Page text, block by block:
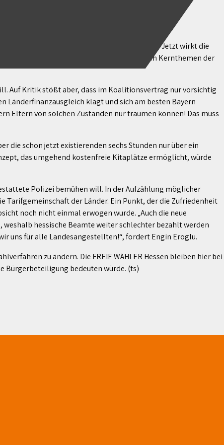
Jahren wirklich vorangebracht werden soll. Jetzt wirkt die
WÄHLER Hessen. Zu einigen langjährigen Kernthemen der
Auf Kritik stößt aber, dass im Koalitionsvertrag nur vorsichtig
Länderfinanzausgleich klagt und sich am besten Bayern
Eltern von solchen Zuständen nur träumen können! Das muss
die schon jetzt existierenden sechs Stunden nur über ein
das umgehend kostenfreie Kitaplätze ermöglicht, würde
Polizei bemühen will. In der Aufzählung möglicher
Tarifgemeinschaft der Länder. Ein Punkt, der die Zufriedenheit
noch nicht einmal erwogen wurde. „Auch die neue
hessische Beamte weiter schlechter bezahlt werden
uns für alle Landesangestellten!“, fordert Engin Eroglu.
zu ändern. Die FREIE WÄHLER Hessen bleiben hier bei
Bürgerbeteiligung bedeuten würde. (ts)